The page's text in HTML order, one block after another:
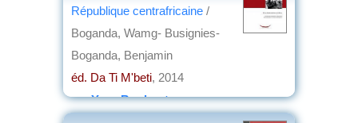
République centrafricaine /
Boganda, Wamg- Busignies-
Boganda, Benjamin
éd. Da Ti M'beti, 2014
parYves Boulvert